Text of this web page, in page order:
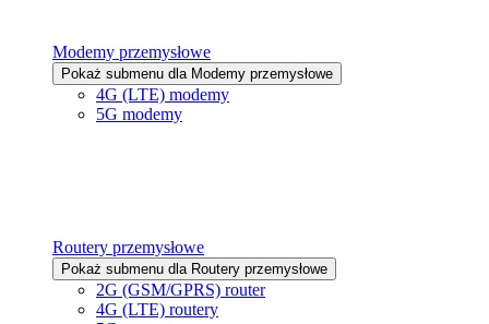
Modemy przemysłowe
Pokaż submenu dla Modemy przemysłowe
4G (LTE) modemy
5G modemy
Routery przemysłowe
Pokaż submenu dla Routery przemysłowe
2G (GSM/GPRS) router
4G (LTE) routery